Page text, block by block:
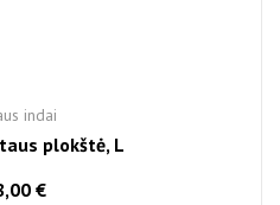
indai
plokštė, L
€